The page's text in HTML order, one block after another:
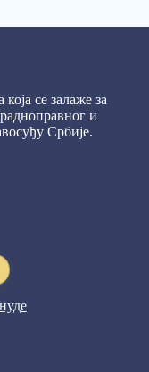
која се залаже за
и
Србије.